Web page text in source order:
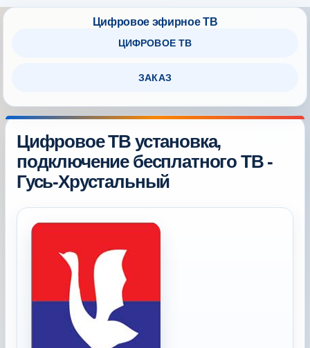
ЦИФРОВОЕ ТВ
ЗАКАЗ
Цифровое ТВ установка,
подключение бесплатного ТВ -
Гусь-Хрустальный